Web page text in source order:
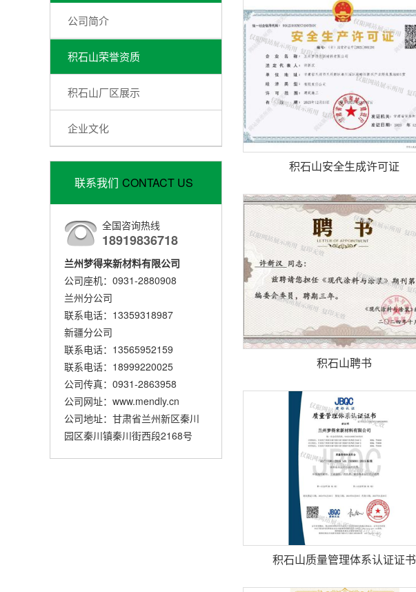
公司简介
积石山荣誉资质
积石山厂区展示
企业文化
联系我们 CONTACT US
全国咨询热线
18919836718
兰州梦得来新材料有限公司
公司座机：0931-2880908
兰州分公司
联系电话：13359318987
新疆分公司
联系电话：13565952159
联系电话：18999220025
公司传真：0931-2863958
公司网址：www.mendly.cn
公司地址：甘肃省兰州新区秦川
园区秦川镇秦川街西段2168号
积石山安全生成许可证
积石山聘书
积石山质量管理体系认证证书